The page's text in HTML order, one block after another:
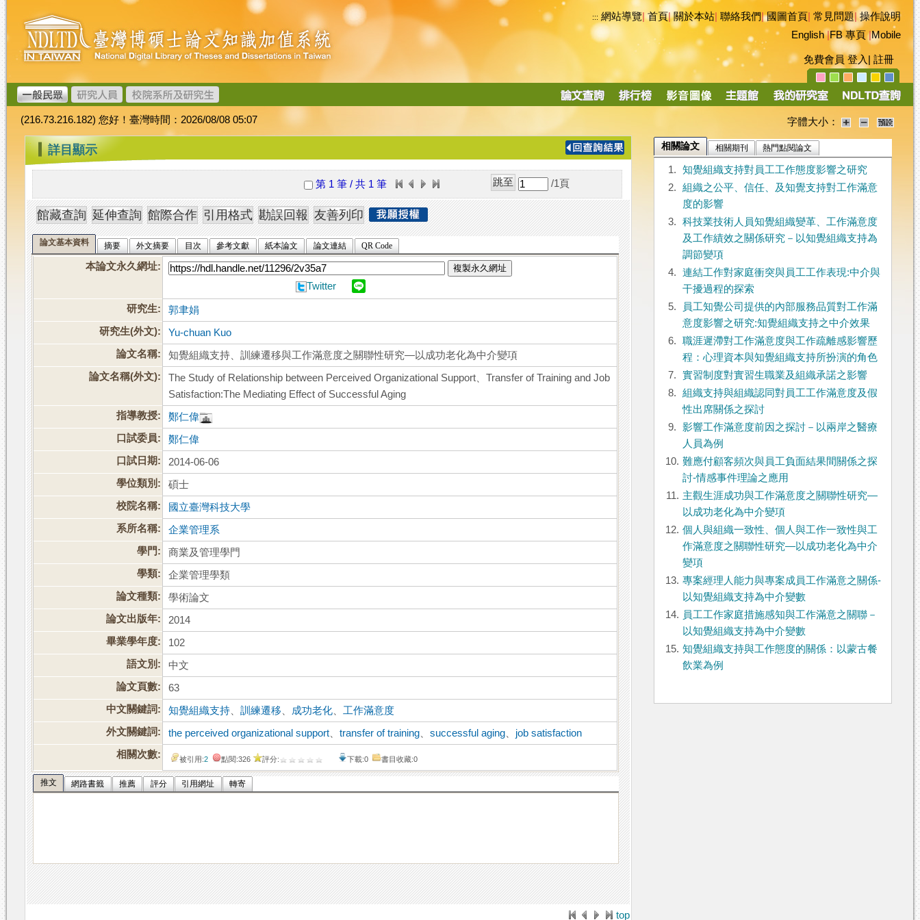
跳
到
主
要
內
容
臺
灣
博
碩
士
論
文
加
值
系
統
::: 網站導覽|首頁|關於本站 聯絡我們|國圖首頁 常見問題|操作說明
English|FB 專頁|Mobile
免費會員 登入 註冊
導
(216.73.216.182) 您好！臺灣時間：2026/08/08 05:07 字體大小：
::: 詳目顯示
第 1 筆 / 共 1 筆 /1 頁
論文基本資料 摘要 外文摘要 目次 參考文獻 紙本論文 論文連結 QR Code
本論文永久網址: 複製永久網址
Twitter
研究生:
郭聿娟
研究生(外文):
Yu-chuan Kuo
論文名稱:
知覺組織支持、訓練遷移與工作滿意度之關聯性研究—以成功老化為中介變項
論文名稱(外文):
The Study of Relationship between Perceived Organizational Support、Transfer of Training and Job
Satisfaction:The Mediating Effect of Successful Aging
指導教授:
鄭仁偉
口試委員:
鄭仁偉
口試日期:
2014-06-06
學位類別:
碩士
校院名稱:
國立臺灣科技大學
系所名稱:
企業管理系
學門:
商業及管理學門
學類:
企業管理學類
論文種類:
學術論文
論文出版年:
2014
畢業學年度:
102
語文別:
中文
論文頁數:
63
中文關鍵詞:
知覺組織支持 、訓練遷移 成功老化
工作滿意度
外文關鍵詞:
the perceived organizational support 、transfer of training 、successful aging
job satisfaction
相關次數:
被引用:2 點閱:326 評分: 下載:0 書目收藏:0
推文 網路書籤 推薦 評分 引用網址 轉寄
top
相關論文 相關期刊 熱門點閱論文
1.
知覺組織支持對員工工作態度影響之研究
2.
組織之公平、信任、及知覺支持對工作滿意
度的影響
3.
科技業技術人員知覺組織變革、工作滿意度
及工作績效之關係研究－以知覺組織支持為
調節變項
4.
連結工作對家庭衝突與員工工作表現:中介與
干擾過程的探索
5.
員工知覺公司提供的內部服務品質對工作滿
意度影響之研究:知覺組織支持之中介效果
6.
職涯遲滯對工作滿意度與工作疏離感影響歷
程：心理資本與知覺組織支持所扮演的角色
7.
實習制度對實習生職業及組織承諾之影響
8.
組織支持與組織認同對員工工作滿意度及假
性出席關係之探討
9.
影響工作滿意度前因之探討－以兩岸之醫療
人員為例
10. 難應付顧客頻次與員工負面結果間關係之探
討-情感事件理論之應用
11. 主觀生涯成功與工作滿意度之關聯性研究—
以成功老化為中介變項
12. 個人與組織一致性、個人與工作一致性與工
作滿意度之關聯性研究—以成功老化為中介
變項
13. 專案經理人能力與專案成員工作滿意之關係-
以知覺組織支持為中介變數
14. 員工工作家庭措施感知與工作滿意之關聯－
以知覺組織支持為中介變數
15. 知覺組織支持與工作態度的關係：以蒙古餐
飲業為例